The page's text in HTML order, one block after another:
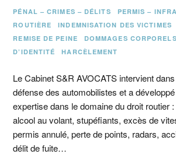
PÉNAL – CRIMES – DÉLITS
PERMIS –
ROUTIÈRE
INDEMNISATION DES VICTIMES
REMISE DE PEINE
DOMMAGES CORPORELS
D’IDENTITÉ
HARCÈLEMENT
Le Cabinet S&R AVOCATS intervient
défense des automobilistes et a
expertise dans le domaine du droit routier
alcool au volant, stupéfiants, excès de
permis annulé, perte de points, radars,
délit de fuite…